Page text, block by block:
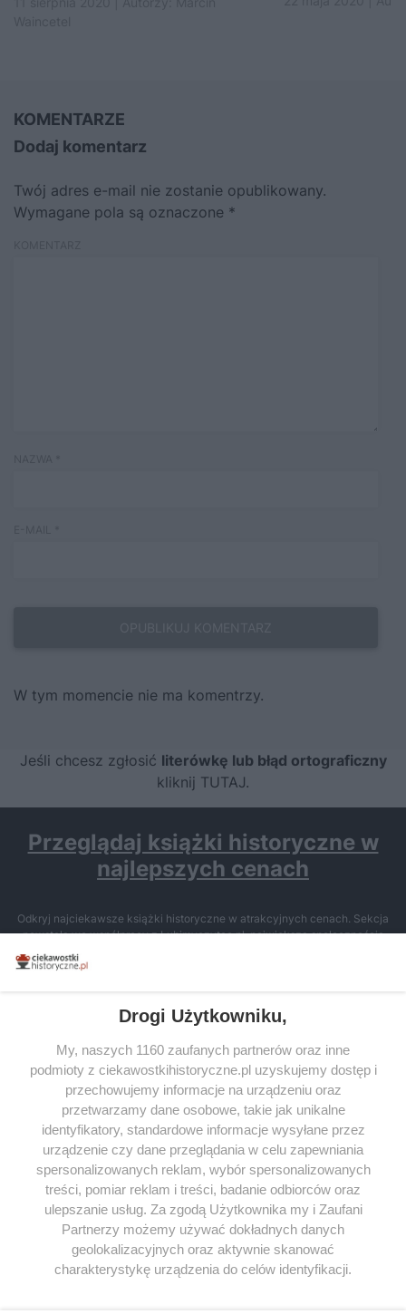
KOMENTARZE
Dodaj komentarz
Twój adres e-mail nie zostanie opublikowany.
Wymagane pola są oznaczone *
W tym momencie nie ma komentrzy.
Jeśli chcesz zgłosić literówkę lub błąd ortograficzny
kliknij TUTAJ.
Przeglądaj książki historyczne w
najlepszych cenach
Odkryj najciekawsze książki historyczne w atrakcyjnych cenach. Sekcja
powstała we współpracy z Lubimyczytac.pl, największą społecznością
miłośników literatury w Polsce – dzięki temu możesz wybierać spośród
tytułów najwyżej ocenianych przez czytelników.
SERWIS
SPOŁECZNOŚĆ
WSPÓŁPRACA
KONTAKT
ODWIEDŹ RÓWNIEŻ:
Drogi Użytkowniku,
My, naszych 1160 zaufanych partnerów oraz inne
podmioty z ciekawostkihistoryczne.pl uzyskujemy dostęp i
przechowujemy informacje na urządzeniu oraz
przetwarzamy dane osobowe, takie jak unikalne
identyfikatory, standardowe informacje wysyłane przez
urządzenie czy dane przeglądania w celu zapewniania
spersonalizowanych reklam, wybór spersonalizowanych
treści, pomiar reklam i treści, badanie odbiorców oraz
ulepszanie usług. Za zgodą Użytkownika my i Zaufani
Partnerzy możemy używać dokładnych danych
geolokalizacyjnych oraz aktywnie skanować
charakterystykę urządzenia do celów identyfikacji.